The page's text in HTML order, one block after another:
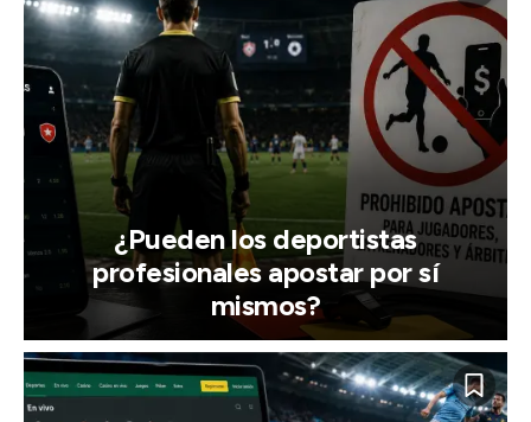
¿Pueden los deportistas
profesionales apostar por sí
mismos?